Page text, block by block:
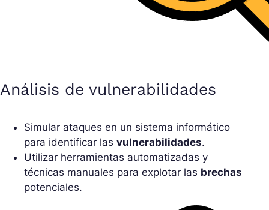
Análisis de vulnerabilidades
Simular ataques en un sistema informático
para identificar las vulnerabilidades.
Utilizar herramientas automatizadas y
técnicas manuales para explotar las brechas
potenciales.